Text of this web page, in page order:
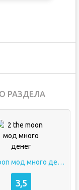
РАЗДЕЛА
2 the moon мод много денег
3,5